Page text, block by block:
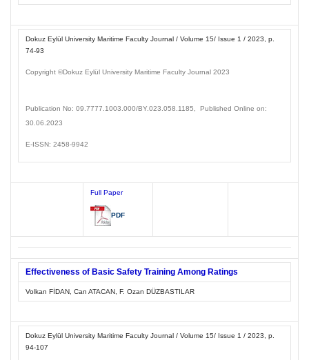
Dokuz Eylül University Maritime Faculty Journal / Volume 15/ Issue 1 / 2023, p.
74-93
Copyright ©Dokuz Eylül University Maritime Faculty Journal 2023
Publication No: 09.7777.1003.000/BY.023.058.1185, Published Online on:
30.06.2023
E-ISSN: 2458-9942
Full Paper
PDF
Effectiveness of Basic Safety Training Among Ratings
Volkan FİDAN, Can ATACAN, F. Ozan DÜZBASTILAR
Dokuz Eylül University Maritime Faculty Journal / Volume 15/ Issue 1 / 2023, p.
94-107